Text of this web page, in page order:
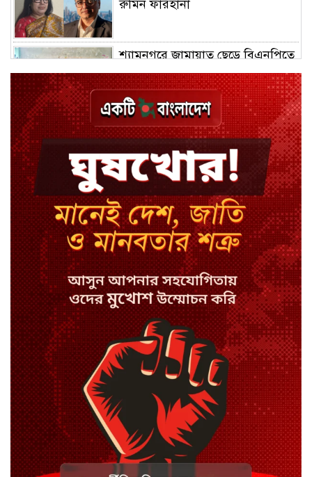
রুমিন ফারহানা
শ্যামনগরে জামায়াত ছেড়ে বিএনপিতে
ঢাকায় হালকা বৃষ্টির সম্ভাবনা, বাড়তে
পারে তাপমাত্রা
মন্ত্রী-এমপিদের উপস্থিতিতে ইউএনওর
আইফোন চুরি
সিরাজগঞ্জে বাস ট্রাক দুর্ঘটনা, চালকসহ
নিহত ২
স্পিকারের নামে জাল ডিও, প্রতারণার
অভিযোগে এসিল্যান্ডের বিরুদ্ধে মামলা
সাদা না বাদামি চিনি, কোনটি ভালো?
হাসানের ৪ উইকেটের দিনে ধুঁকছে
বাংলাদেশ